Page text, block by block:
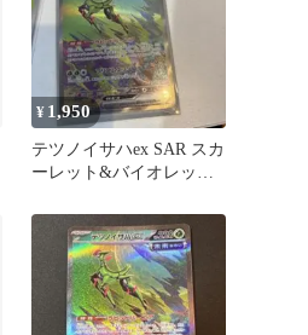
¥ 1,950
テツノイサハex SAR スカ
ーレット&バイオレット
ャ…